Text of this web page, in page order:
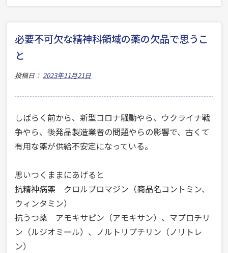
頼
し
た
よ。
か
＜
あ
の
必要不可欠な精神科領域の薬の欠品で思うこ
と
投稿日： 2023年11月21日
しばらく前から、新型コロナ騒動やら、ウクライナ戦
争やら、後発品製造業者の問題やらの影響で、古くて
有用な薬が供給不安定になっている。
思いつくままにあげると
抗精神病薬 クロルプロマジン（商品名コントミン、
ウィンタミン）
抗うつ薬 アモキサピン（アモキサン）、マプロチリ
ン（ルジオミール）、ノルトリプチリン（ノリトレ
ン）